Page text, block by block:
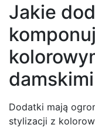
Jakie
damskimi
Dodatki mają
stylizacji z